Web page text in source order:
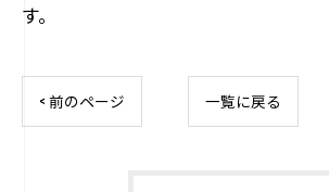
す。
< 前のページ 一覧に戻る